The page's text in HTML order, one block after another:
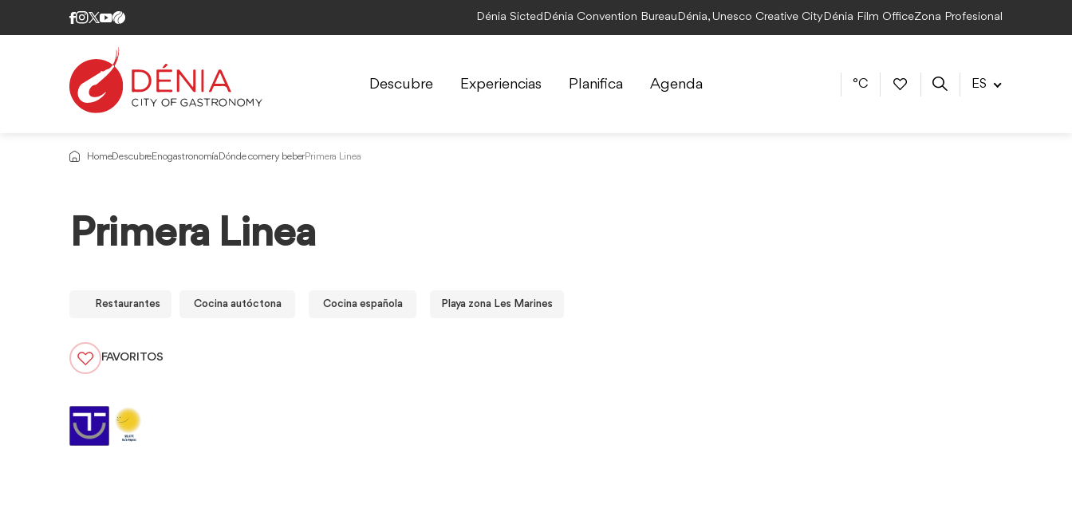
Dénia Sicted Dénia Convention Bureau Dénia, Unesco Creative CityDénia Film OfficeZona Profesional
Descubre Experiencias Planifica Agenda °C ES
HomeDescubreEnogastronomía Dónde comer y beberPrimera Linea
Primera Linea
Restaurantes Cocina autóctona Cocina española Playa zona Les Marines
FAVORITOS